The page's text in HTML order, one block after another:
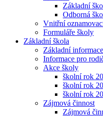
Základní
Odborná
Vnitřní
Formuláře školy
Základní škola
Základní informace
Informace pro
Akce školy
školní rok
školní rok
školní rok
Zájmová činnost
Zájmová